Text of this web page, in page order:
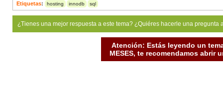
Etiquetas: hosting innodb sql
¿Tienes una mejor respuesta a este tema? ¿Quiéres hacerle una
Atención: Estás leyendo un
MESES, te recomendamos abrir